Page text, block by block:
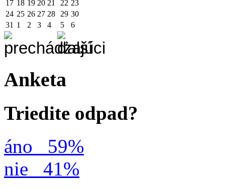
17 18 19 20 21 22 23
24 25 26 27 28 29 30
31 1 2 3 4 5 6
Anketa
Triedite odpad?
áno
59%
nie
41%